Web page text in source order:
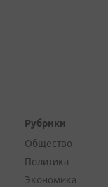
Рубрики
Общество
Политика
Экономика